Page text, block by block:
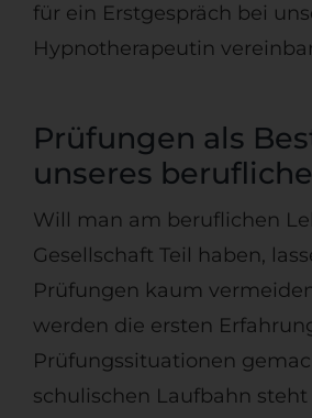
für ein Erstgespräch bei
Hypnotherapeutin
Prüfungen als
unseres
Will man am beruflichen
Gesellschaft Teil haben,
Prüfungen kaum
werden die ersten
Prüfungssituationen
schulischen Laufbahn steht